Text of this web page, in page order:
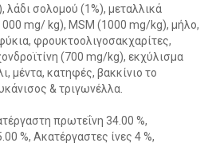
σολομού (1%), μεταλλικά
mg/ kg), MSM (1000 mg/kg), μήλο,
φρουκτοολιγοσακχαρίτες,
(700 mg/kg), εκχύλισμα
μέντα, κατηφές, βακκίνιο το
& τριγωνέλλα.
πρωτεΐνη 34.00 %,
%, Ακατέργαστες ίνες 4 %,